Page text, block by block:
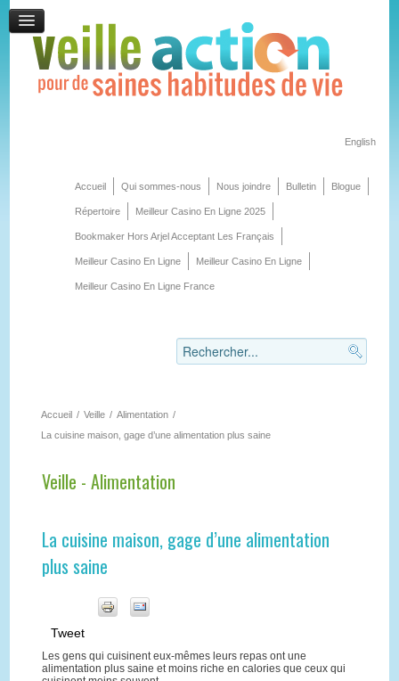
English
Accueil Qui sommes-nous Nous joindre Bulletin Blogue
Répertoire Meilleur Casino En Ligne 2025
Bookmaker Hors Arjel Acceptant Les Français
Meilleur Casino En Ligne Meilleur Casino En Ligne
Meilleur Casino En Ligne France
Accueil / Veille / Alimentation /
La cuisine maison, gage d’une alimentation plus saine
Veille - Alimentation
La cuisine maison, gage d’une alimentation
plus saine
Tweet
Les gens qui cuisinent eux-mêmes leurs repas ont une
alimentation plus saine et moins riche en calories que ceux qui